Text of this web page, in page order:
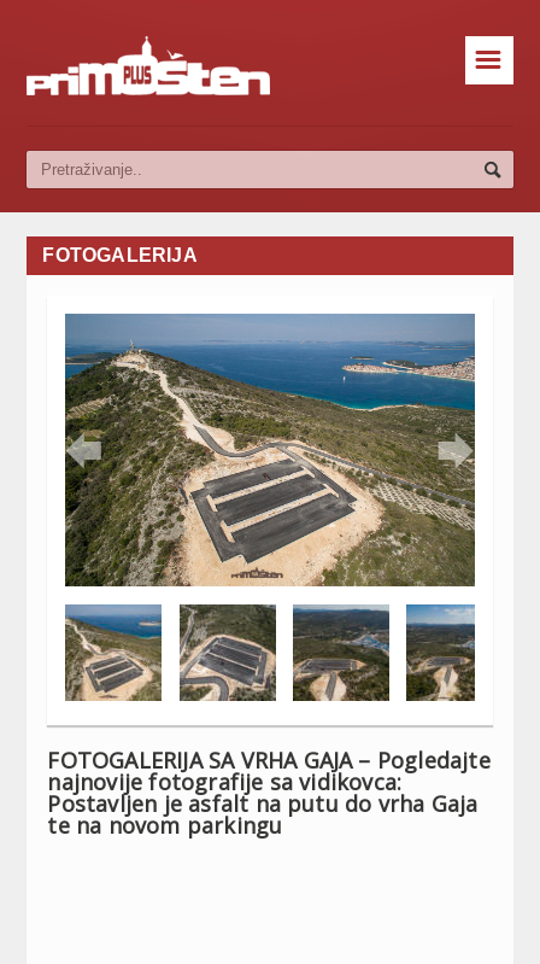
☰
FOTOGALERIJA
 
FOTOGALERIJA SA VRHA GAJA – Pogledajte
najnovije fotografije sa vidikovca:
Postavljen je asfalt na putu do vrha Gaja
te na novom parkingu